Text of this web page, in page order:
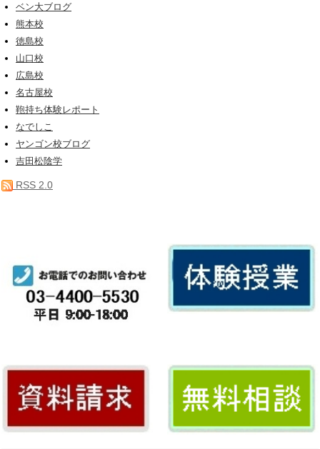
ベン大ブログ
熊本校
徳島校
山口校
広島校
名古屋校
鞄持ち体験レポート
なでしこ
ヤンゴン校ブログ
吉田松陰学
RSS 2.0